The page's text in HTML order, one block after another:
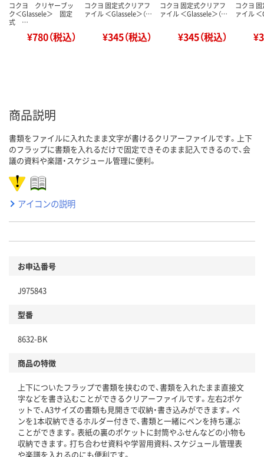
コクヨ クリヤーブッ
ク＜Glassele＞ 固定
式 …
¥780（税込）
コクヨ 固定式クリアフ
ァイル ＜Glassele＞（…
¥345（税込）
コクヨ 固定式クリアフ
ァイル ＜Glassele＞（…
¥345（税込）
コクヨ
ァイル
商品説明
書類をファイルに入れたまま文字が書けるクリアーファイルです。上下
のフラップに書類を入れるだけで固定できそのまま記入できるので、会
議の資料や楽譜・スケジュール管理に便利。
アイコンの説明
お申込番号
J975843
型番
8632-BK
商品の特徴
上下についたフラップで書類を挟むので、書類を入れたまま直接文
字などを書き込むことができるクリアーファイルです。左右2ポケ
ットで、A3サイズの書類も見開きで収納・書き込みができます。ペ
ンを1本収納できるホルダー付きで、書類と一緒にペンを持ち運ぶ
ことができます。表紙の裏のポケットに封筒やふせんなどの小物も
収納できます。打ち合わせ資料や学習用資料、スケジュール管理表
や楽譜を入れるのにも便利です。